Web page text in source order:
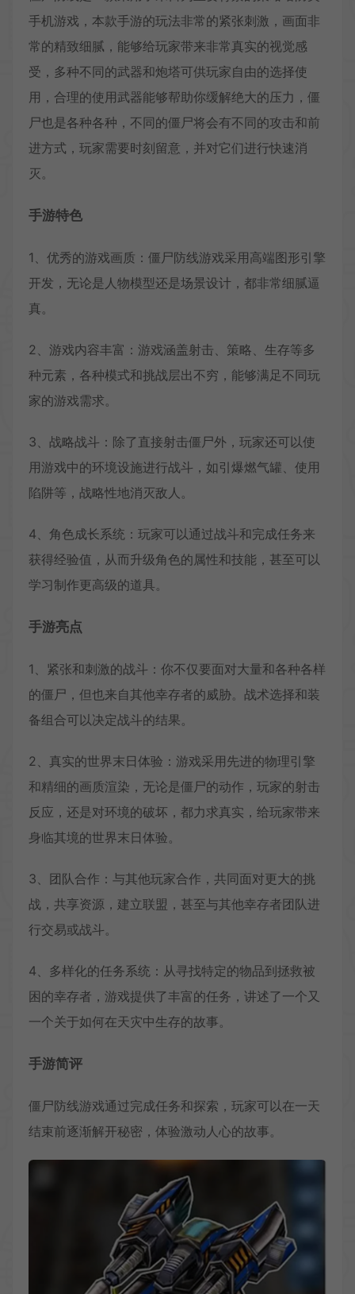
手机游戏，本款手游的玩法非常的紧张刺激，画面非
常的精致细腻，能够给玩家带来非常真实的视觉感
受，多种不同的武器和炮塔可供玩家自由的选择使
用，合理的使用武器能够帮助你缓解绝大的压力，僵
尸也是各种各种，不同的僵尸将会有不同的攻击和前
进方式，玩家需要时刻留意，并对它们进行快速消
灭。
手游特色
1、优秀的游戏画质：僵尸防线游戏采用高端图形引擎
开发，无论是人物模型还是场景设计，都非常细腻逼
真。
2、游戏内容丰富：游戏涵盖射击、策略、生存等多
种元素，各种模式和挑战层出不穷，能够满足不同玩
家的游戏需求。
3、战略战斗：除了直接射击僵尸外，玩家还可以使
用游戏中的环境设施进行战斗，如引爆燃气罐、使用
陷阱等，战略性地消灭敌人。
4、角色成长系统：玩家可以通过战斗和完成任务来
获得经验值，从而升级角色的属性和技能，甚至可以
学习制作更高级的道具。
手游亮点
1、紧张和刺激的战斗：你不仅要面对大量和各种各样
的僵尸，但也来自其他幸存者的威胁。战术选择和装
备组合可以决定战斗的结果。
2、真实的世界末日体验：游戏采用先进的物理引擎
和精细的画质渲染，无论是僵尸的动作，玩家的射击
反应，还是对环境的破坏，都力求真实，给玩家带来
身临其境的世界末日体验。
3、团队合作：与其他玩家合作，共同面对更大的挑
战，共享资源，建立联盟，甚至与其他幸存者团队进
行交易或战斗。
4、多样化的任务系统：从寻找特定的物品到拯救被
困的幸存者，游戏提供了丰富的任务，讲述了一个又
一个关于如何在天灾中生存的故事。
手游简评
僵尸防线游戏通过完成任务和探索，玩家可以在一天
结束前逐渐解开秘密，体验激动人心的故事。